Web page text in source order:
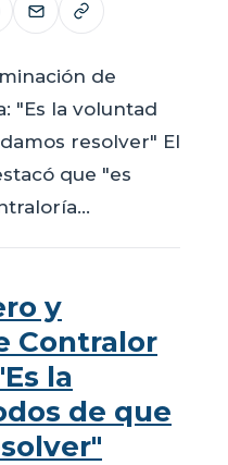
de
"Es la voluntad
resolver" El
que "es
y
Contralor
la
de que